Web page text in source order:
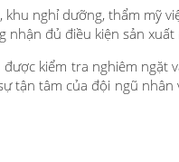
nghỉ dưỡng, thẩm mỹ
nhận đủ điều kiện sản
kiểm tra nghiêm ngặt
tâm của đội ngũ nhân